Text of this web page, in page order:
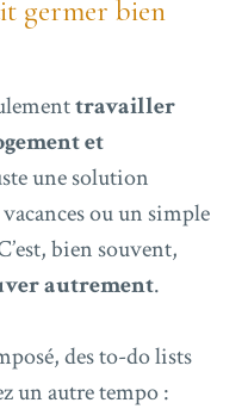
germer bien
travailler
et
une solution
ou un simple
bien souvent,
autrement.
des to-do lists
un autre tempo :